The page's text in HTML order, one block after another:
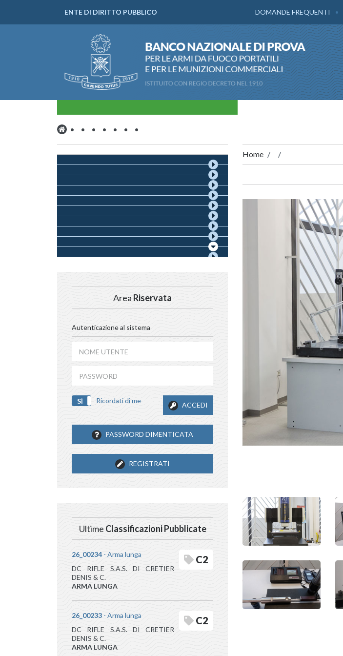
ENTE DI DIRITTO PUBBLICO DOMANDE FREQUENTI
Area Riservata
Autenticazione al sistema
SÌ NO
Ricordati di me
ACCEDI
PASSWORD DIMENTICATA
REGISTRATI
Ultime Classificazioni Pubblicate
26_00234 - Arma lunga
DC RIFLE S.A.S. DI CRETIER
DENIS & C.
ARMA LUNGA
C2
26_00233 - Arma lunga
DC RIFLE S.A.S. DI CRETIER
DENIS & C.
ARMA LUNGA
C2
Home